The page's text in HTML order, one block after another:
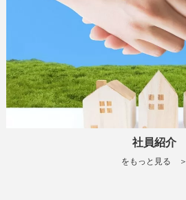
社員紹介
をもっと見る ＞